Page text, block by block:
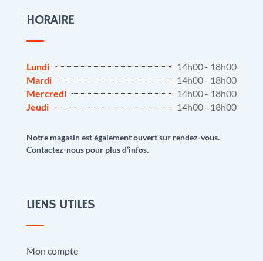
HORAIRE
Lundi
14h00 - 18h00
Mardi
14h00 - 18h00
Mercredi
14h00 - 18h00
Jeudi
14h00 - 18h00
Notre magasin est également ouvert sur rendez-vous.
Contactez-nous pour plus d’infos.
LIENS UTILES
Mon compte